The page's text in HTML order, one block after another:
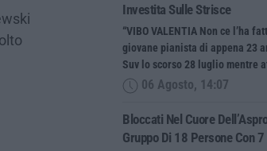
Investita Sulle Strisce
“VIBO VALENTIA Non ce l’ha
giovane pianista di appena 23
Suv lo scorso 28 luglio mentre
06 Agosto, 14:07
Bloccati Nel Cuore
Gruppo Di 18 Persone Con